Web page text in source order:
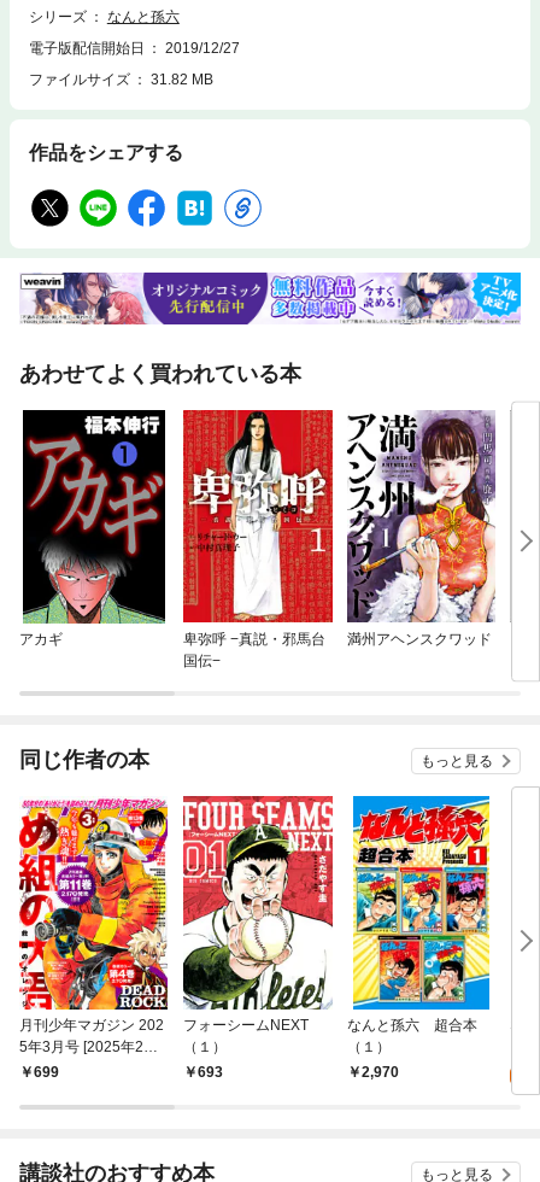
シリーズ
なんと孫六
電子版配信開始日
2019/12/27
ファイルサイズ
31.82 MB
作品をシェアする
あわせてよく買われている本
アカギ
卑弥呼 −真説・邪馬台
国伝−
満州アヘンスクワッド
同じ作者の本 もっと見る
月刊少年マガジン 202
5年3月号 [2025年2月6
日発売]
699
フォーシームNEXT
（１）
693
なんと孫六 超合本
（１）
2,970
な
講談社のおすすめ本 もっと見る